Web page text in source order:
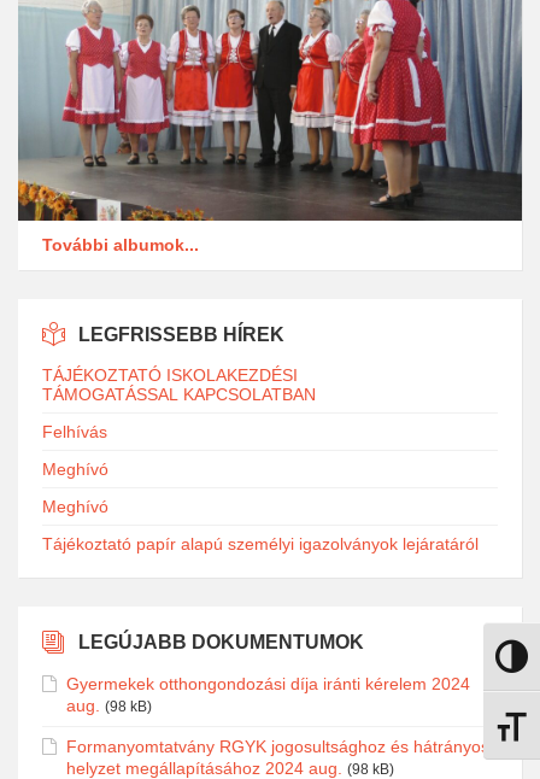
Nagy
További albumok...
LEGFRISSEBB HÍREK
TÁJÉKOZTATÓ ISKOLAKEZDÉSI
TÁMOGATÁSSAL KAPCSOLATBAN
Felhívás
Meghívó
Meghívó
Tájékoztató papír alapú személyi igazolványok lejáratáról
LEGÚJABB DOKUMENTUMOK
Gyermekek otthongondozási díja iránti kérelem 2024
aug.
(98 kB)
Formanyomtatvány RGYK jogosultsághoz és hátrányos
helyzet megállapításához 2024 aug.
(98 kB)